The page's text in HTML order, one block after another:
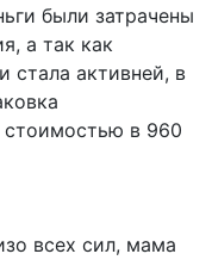
были затрачены
а так как
активней, в
стоимостью в 960
всех сил, мама